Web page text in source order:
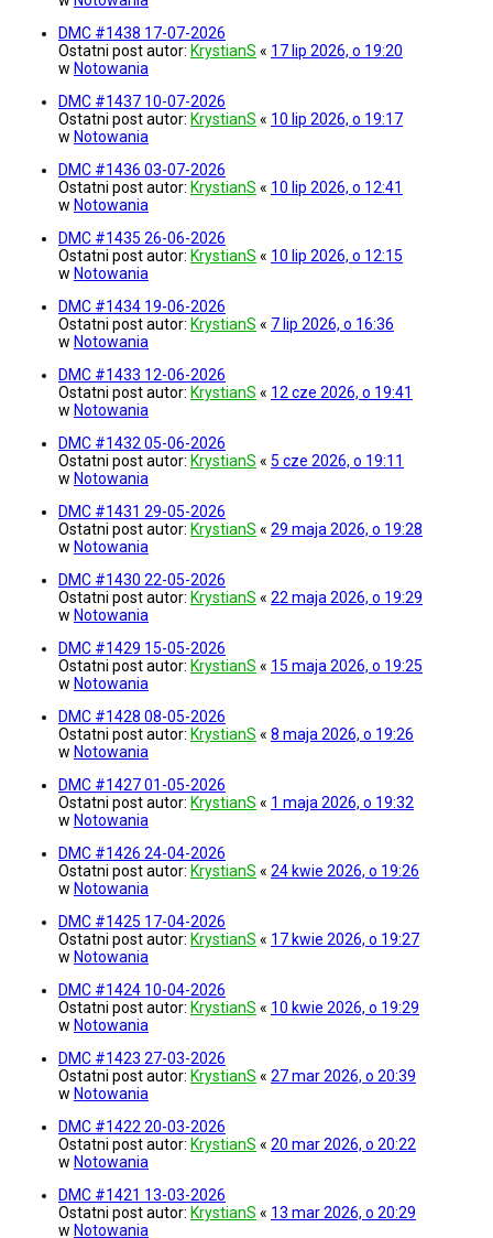
DMC #1438 17-07-2026
Ostatni post autor: KrystianS « 17 lip 2026, o 19:20
w Notowania
DMC #1437 10-07-2026
Ostatni post autor: KrystianS « 10 lip 2026, o 19:17
w Notowania
DMC #1436 03-07-2026
Ostatni post autor: KrystianS « 10 lip 2026, o 12:41
w Notowania
DMC #1435 26-06-2026
Ostatni post autor: KrystianS « 10 lip 2026, o 12:15
w Notowania
DMC #1434 19-06-2026
Ostatni post autor: KrystianS « 7 lip 2026, o 16:36
w Notowania
DMC #1433 12-06-2026
Ostatni post autor: KrystianS « 12 cze 2026, o 19:41
w Notowania
DMC #1432 05-06-2026
Ostatni post autor: KrystianS « 5 cze 2026, o 19:11
w Notowania
DMC #1431 29-05-2026
Ostatni post autor: KrystianS « 29 maja 2026, o 19:28
w Notowania
DMC #1430 22-05-2026
Ostatni post autor: KrystianS « 22 maja 2026, o 19:29
w Notowania
DMC #1429 15-05-2026
Ostatni post autor: KrystianS « 15 maja 2026, o 19:25
w Notowania
DMC #1428 08-05-2026
Ostatni post autor: KrystianS « 8 maja 2026, o 19:26
w Notowania
DMC #1427 01-05-2026
Ostatni post autor: KrystianS « 1 maja 2026, o 19:32
w Notowania
DMC #1426 24-04-2026
Ostatni post autor: KrystianS « 24 kwie 2026, o 19:26
w Notowania
DMC #1425 17-04-2026
Ostatni post autor: KrystianS « 17 kwie 2026, o 19:27
w Notowania
DMC #1424 10-04-2026
Ostatni post autor: KrystianS « 10 kwie 2026, o 19:29
w Notowania
DMC #1423 27-03-2026
Ostatni post autor: KrystianS « 27 mar 2026, o 20:39
w Notowania
DMC #1422 20-03-2026
Ostatni post autor: KrystianS « 20 mar 2026, o 20:22
w Notowania
DMC #1421 13-03-2026
Ostatni post autor: KrystianS « 13 mar 2026, o 20:29
w Notowania